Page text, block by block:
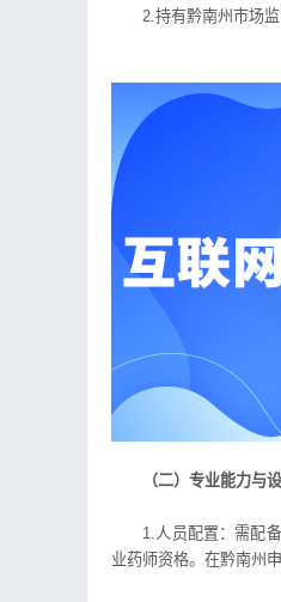
2.持有黔南州市场监
（二）专业能力与
1.人员配置：需配备
业药师资格。在黔南州